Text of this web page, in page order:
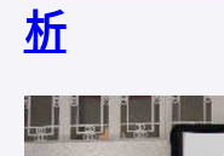
析